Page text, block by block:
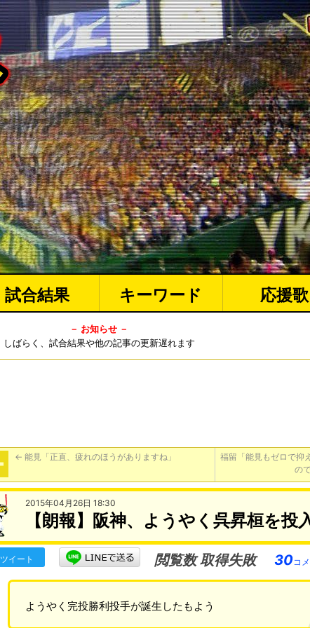
試合結果 キーワード 応援歌
－ お知らせ －
しばらく、試合結果や他の記事の更新遅れます
← 能見「正直、疲れのほうがありますね」
福留「能見もゼロで抑
の
2015年04月26日 18:30
【朗報】阪神、ようやく呉昇桓を投
ツイート 閲覧数 取得失敗 30コ
ようやく完投勝利投手が誕生したもよう